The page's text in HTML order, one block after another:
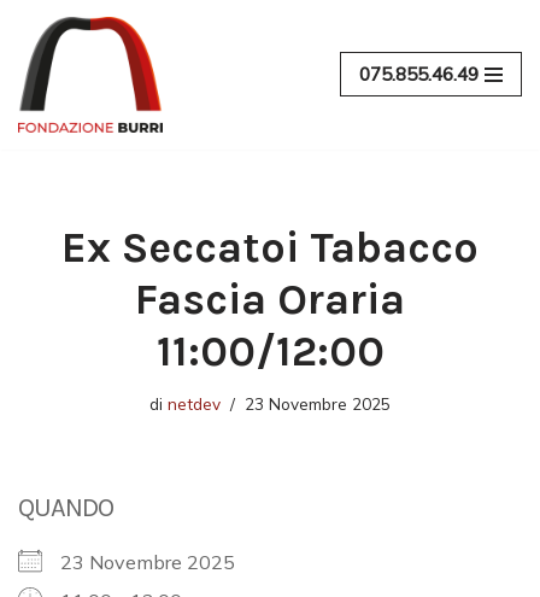
Vai
al
contenuto
075.855.46.49
Ex Seccatoi Tabacco
Fascia Oraria
11:00/12:00
di netdev 23 Novembre 2025
QUANDO
23 Novembre 2025